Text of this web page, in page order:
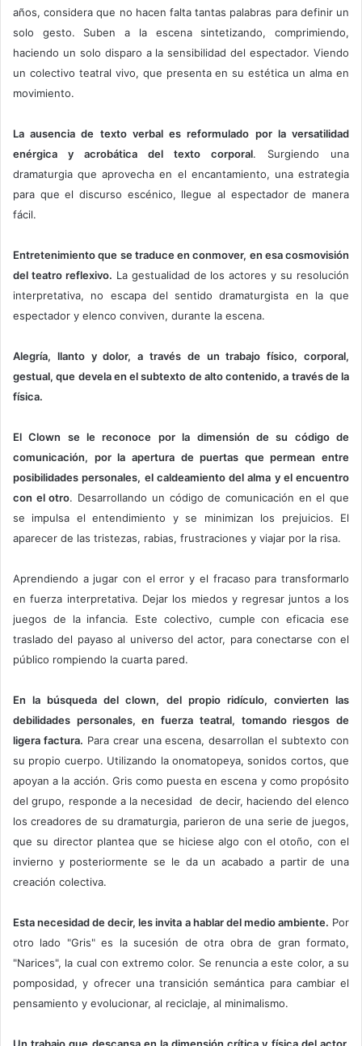
años, considera que no hacen falta tantas palabras para definir un
solo gesto. Suben a la escena sintetizando, comprimiendo,
haciendo un solo disparo a la sensibilidad del espectador. Viendo
un colectivo teatral vivo, que presenta en su estética un alma en
movimiento.
La ausencia de texto verbal es reformulado por la versatilidad
enérgica y acrobática del texto corporal. Surgiendo una
dramaturgia que aprovecha en el encantamiento, una estrategia
para que el discurso escénico, llegue al espectador de manera
fácil.
Entretenimiento que se traduce en conmover, en esa cosmovisión
del teatro reflexivo. La gestualidad de los actores y su resolución
interpretativa, no escapa del sentido dramaturgista en la que
espectador y elenco conviven, durante la escena.
Alegría, llanto y dolor, a través de un trabajo físico, corporal,
gestual, que devela en el subtexto de alto contenido, a través de la
física.
El Clown se le reconoce por la dimensión de su código de
comunicación, por la apertura de puertas que permean entre
posibilidades personales, el caldeamiento del alma y el encuentro
con el otro. Desarrollando un código de comunicación en el que
se impulsa el entendimiento y se minimizan los prejuicios. El
aparecer de las tristezas, rabias, frustraciones y viajar por la risa.
Aprendiendo a jugar con el error y el fracaso para transformarlo
en fuerza interpretativa. Dejar los miedos y regresar juntos a los
juegos de la infancia. Este colectivo, cumple con eficacia ese
traslado del payaso al universo del actor, para conectarse con el
público rompiendo la cuarta pared.
En la búsqueda del clown, del propio ridículo, convierten las
debilidades personales, en fuerza teatral, tomando riesgos de
ligera factura. Para crear una escena, desarrollan el subtexto con
su propio cuerpo. Utilizando la onomatopeya, sonidos cortos, que
apoyan a la acción. Gris como puesta en escena y como propósito
del grupo, responde a la necesidad de decir, haciendo del elenco
los creadores de su dramaturgia, parieron de una serie de juegos,
que su director plantea que se hiciese algo con el otoño, con el
invierno y posteriormente se le da un acabado a partir de una
creación colectiva.
Esta necesidad de decir, les invita a hablar del medio ambiente. Por
otro lado "Gris" es la sucesión de otra obra de gran formato,
"Narices", la cual con extremo color. Se renuncia a este color, a su
pomposidad, y ofrecer una transición semántica para cambiar el
pensamiento y evolucionar, al reciclaje, al minimalismo.